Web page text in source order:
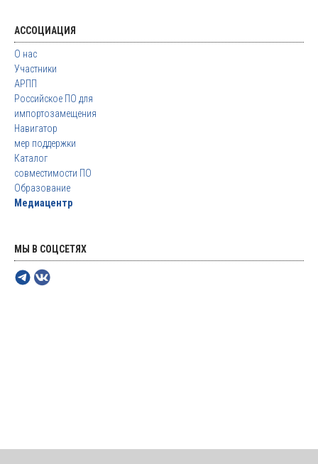
АССОЦИАЦИЯ
О нас
Участники
АРПП
Российское ПО для
импортозамещения
Навигатор
мер поддержки
Каталог
совместимости ПО
Образование
Медиацентр
МЫ В СОЦСЕТЯХ